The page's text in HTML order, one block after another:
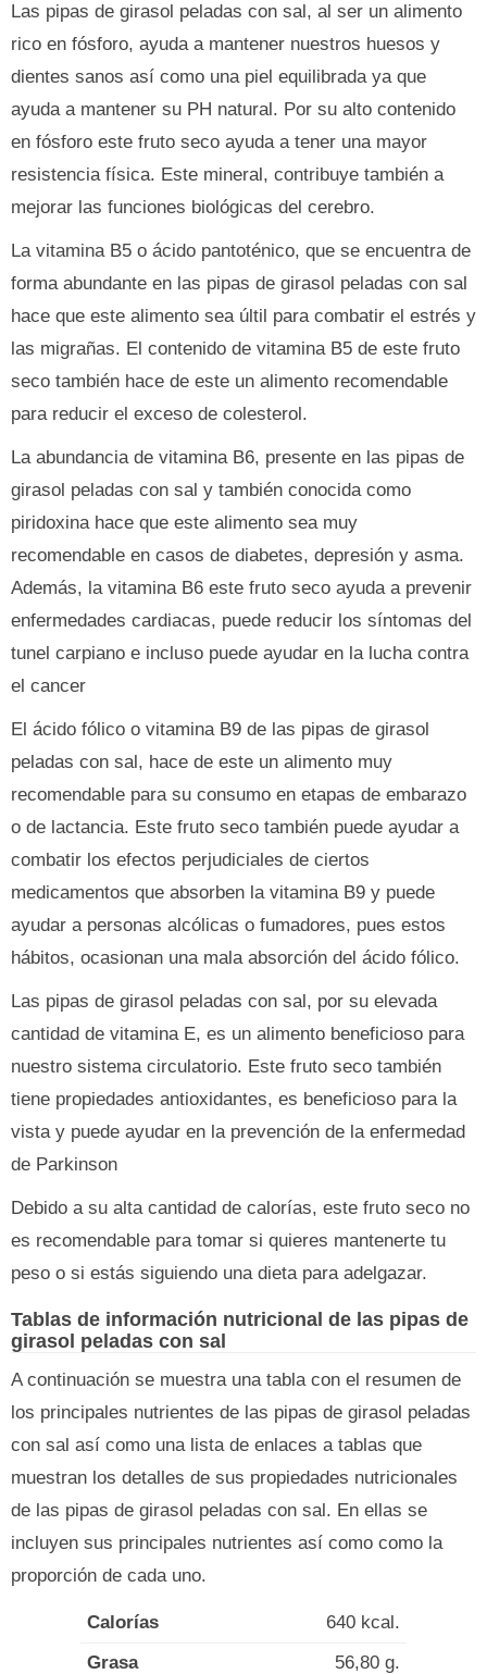
Las pipas de girasol peladas con sal, al ser un alimento
rico en fósforo, ayuda a mantener nuestros huesos y
dientes sanos así como una piel equilibrada ya que
ayuda a mantener su PH natural. Por su alto contenido
en fósforo este fruto seco ayuda a tener una mayor
resistencia física. Este mineral, contribuye también a
mejorar las funciones biológicas del cerebro.
La vitamina B5 o ácido pantoténico, que se encuentra de
forma abundante en las pipas de girasol peladas con sal
hace que este alimento sea últil para combatir el estrés y
las migrañas. El contenido de vitamina B5 de este fruto
seco también hace de este un alimento recomendable
para reducir el exceso de colesterol.
La abundancia de vitamina B6, presente en las pipas de
girasol peladas con sal y también conocida como
piridoxina hace que este alimento sea muy
recomendable en casos de diabetes, depresión y asma.
Además, la vitamina B6 este fruto seco ayuda a prevenir
enfermedades cardiacas, puede reducir los síntomas del
tunel carpiano e incluso puede ayudar en la lucha contra
el cancer
El ácido fólico o vitamina B9 de las pipas de girasol
peladas con sal, hace de este un alimento muy
recomendable para su consumo en etapas de embarazo
o de lactancia. Este fruto seco también puede ayudar a
combatir los efectos perjudiciales de ciertos
medicamentos que absorben la vitamina B9 y puede
ayudar a personas alcólicas o fumadores, pues estos
hábitos, ocasionan una mala absorción del ácido fólico.
Las pipas de girasol peladas con sal, por su elevada
cantidad de vitamina E, es un alimento beneficioso para
nuestro sistema circulatorio. Este fruto seco también
tiene propiedades antioxidantes, es beneficioso para la
vista y puede ayudar en la prevención de la enfermedad
de Parkinson
Debido a su alta cantidad de calorías, este fruto seco no
es recomendable para tomar si quieres mantenerte tu
peso o si estás siguiendo una dieta para adelgazar.
Tablas de información nutricional de las pipas de
girasol peladas con sal
A continuación se muestra una tabla con el resumen de
los principales nutrientes de las pipas de girasol peladas
con sal así como una lista de enlaces a tablas que
muestran los detalles de sus propiedades nutricionales
de las pipas de girasol peladas con sal. En ellas se
incluyen sus principales nutrientes así como como la
proporción de cada uno.
Calorías
640 kcal.
Grasa
56,80 g.